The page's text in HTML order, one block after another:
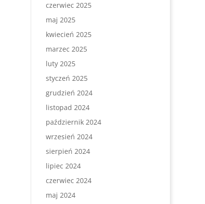
czerwiec 2025
maj 2025
kwiecień 2025
marzec 2025
luty 2025
styczeń 2025
grudzień 2024
listopad 2024
październik 2024
wrzesień 2024
sierpień 2024
lipiec 2024
czerwiec 2024
maj 2024